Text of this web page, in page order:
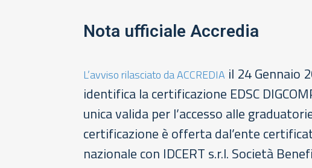
Nota ufficiale Accredia
L’avviso rilasciato da ACCREDIA il 24 Gennaio
identifica la certificazione EDSC
unica valida per l’accesso alle
certificazione è offerta dal’ente
nazionale con IDCERT s.r.l. Società